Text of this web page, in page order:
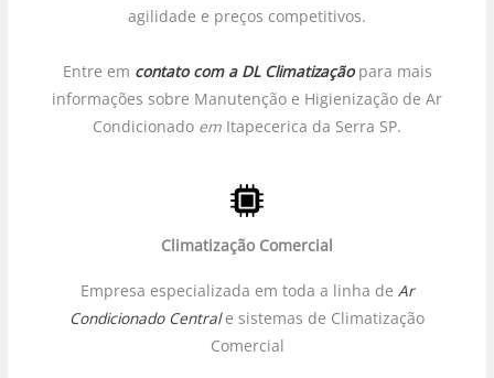
agilidade e preços competitivos.
Entre em contato com a DL Climatizaçãopara mais
informações sobre Manutenção e Higienização de Ar
Condicionado em Itapecerica da Serra SP.
Climatização Comercial
Empresa especializada em toda a linha de Ar
Condicionado Centrale sistemas de Climatização
Comercial